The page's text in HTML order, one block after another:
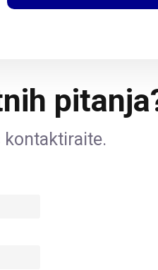
kontaktirajte.